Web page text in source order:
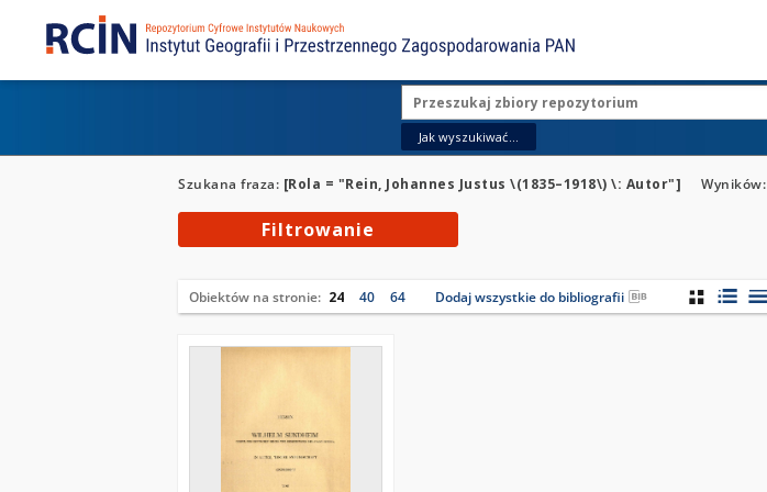
Jak wyszukiwać...
Szukana fraza: [Rola = "Rein, Johannes Justus \(1835–1918\) \: Autor"] Wyników:
Filtrowanie
Obiektów na stronie: 24 40 64 Dodaj wszystkie do bibliografii